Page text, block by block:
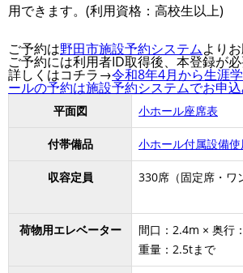
用できます。(利用資格：高校生以上)
ご予約は野田市施設予約システムより
ご予約には利用者ID取得後、本登録が必
詳しくはコチラ→令和8年4月から生涯
ールの予約は施設予約システムでお申
平面図 小ホール座席表
付帯備品 小ホール付属設備
収容定員 330席（固定席・ワ
荷物用エレベーター
間口：2.4m × 奥行
重量：2.5tまで